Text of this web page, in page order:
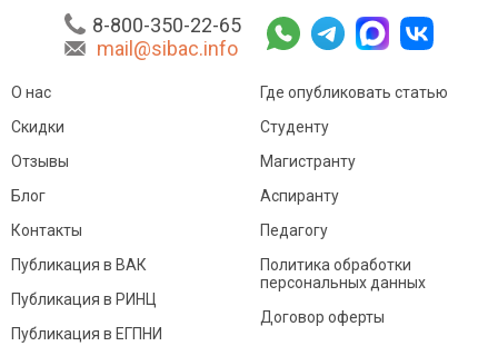
8-800-350-22-65
mail@sibac.info
О нас
Скидки
Отзывы
Блог
Контакты
Где опубликовать статью
Студенту
Магистранту
Аспиранту
Педагогу
Публикация в ВАК
Публикация в РИНЦ
Публикация в ЕГПНИ
Политика обработки
персональных данных
Договор оферты